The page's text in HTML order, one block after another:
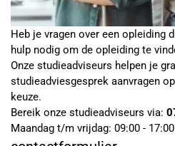
Heb je vragen over een opleiding
hulp nodig om de opleiding te
Onze studieadviseurs helpen je
studieadviesgesprek aanvragen
keuze.
Bereik onze studieadviseurs via:
Maandag t/m vrijdag: 09:00 - 17:00